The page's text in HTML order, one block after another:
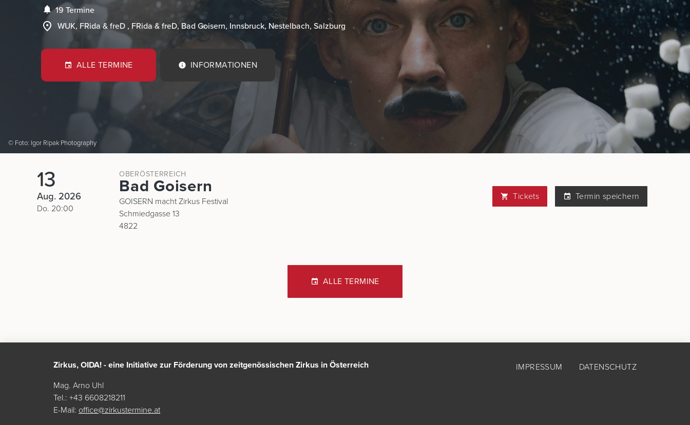
© Foto: Igor Ripak Photography
19 Termine
WUK, FRida & freD , FRida & freD, Bad Goisern, Innsbruck, Nestelbach, Salzburg
ALLE TERMINE INFORMATIONEN
13
Aug. 2026
Do. 20:00
OBERÖSTERREICH
Bad Goisern
GOISERN macht Zirkus Festival
Schmiedgasse 13
4822
Tickets Termin speichern
ALLE TERMINE
Zirkus, OIDA! - eine Initiative zur Förderung von zeitgenössischen Zirkus in Österreich
Mag. Arno Uhl
Tel.: +43 6608218211
E-Mail: office@zirkustermine.at
IMPRESSUM DATENSCHUTZ